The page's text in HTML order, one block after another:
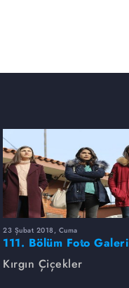
23 Şubat 2018, Cuma
111. Bölüm Foto Galeri
Kırgın Çiçekler